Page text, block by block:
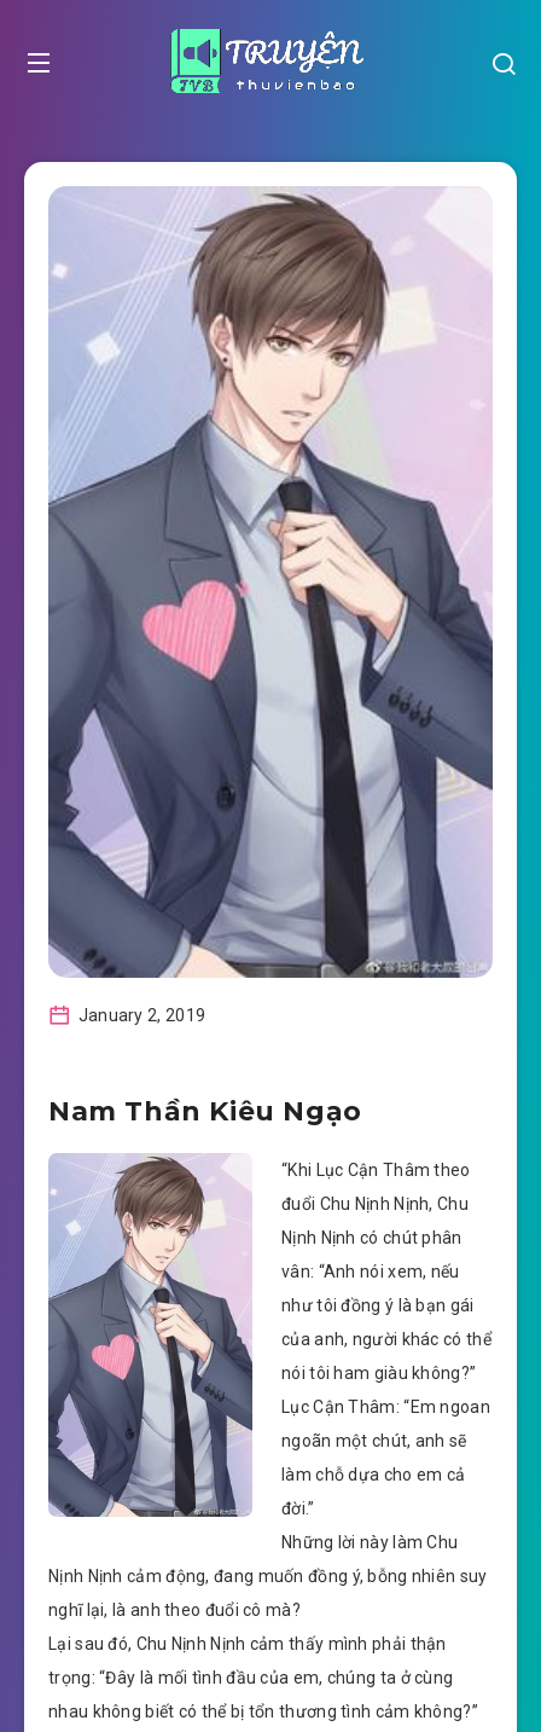
January 2, 2019
Nam Thần Kiêu Ngạo
“Khi Lục Cận Thâm theo
đuổi Chu Nịnh Nịnh, Chu
Nịnh Nịnh có chút phân
vân: “Anh nói xem, nếu
như tôi đồng ý là bạn gái
của anh, người khác có thể
nói tôi ham giàu không?”
Lục Cận Thâm: “Em ngoan
ngoãn một chút, anh sẽ
làm chỗ dựa cho em cả
đời.”
Những lời này làm Chu
Nịnh Nịnh cảm động, đang muốn đồng ý, bỗng nhiên suy
nghĩ lại, là anh theo đuổi cô mà?
Lại sau đó, Chu Nịnh Nịnh cảm thấy mình phải thận
trọng: “Đây là mối tình đầu của em, chúng ta ở cùng
nhau không biết có thể bị tổn thương tình cảm không?”